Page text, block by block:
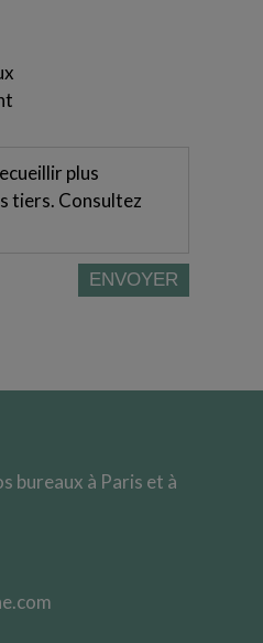
plus
tiers. Consultez
bureaux à Paris et à